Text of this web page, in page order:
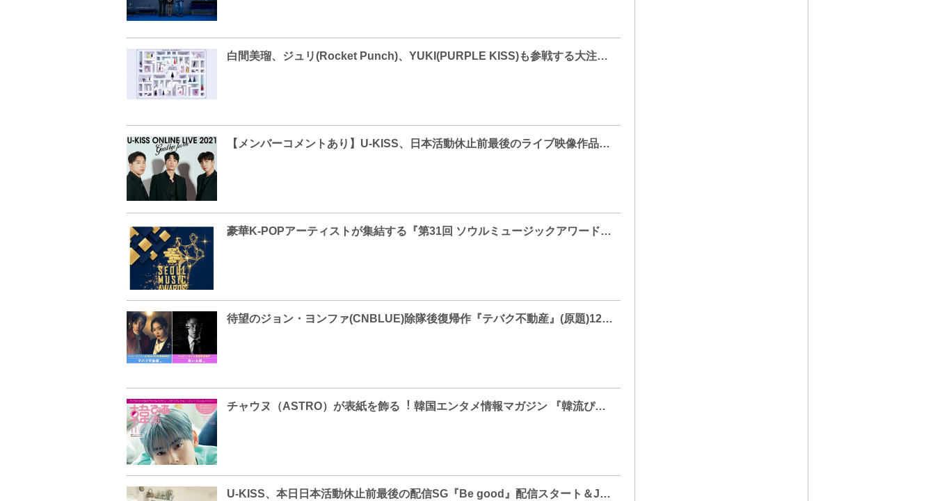
白間美瑠、ジュリ(Rocket Punch)、YUKI(PURPLE KISS)も参戦する大注目のサバイバル！「QUEENDOM PUZZLE」6/13（火）22：00～ 日韓同時放送・配信！
【メンバーコメントあり】U-KISS、日本活動休止前最後のライブ映像作品『U-KISS ONLINE LIVE 2021 ～Goodbye for now～』を発売！
豪華K-POPアーティストが集結する『第31回 ソウルミュージックアワード』を1/23(日) ニコニコ生放送で日本独占生配信！
待望のジョン・ヨンファ(CNBLUE)除隊後復帰作『テバク不動産』(原題)12月、KNTVにて日本初放送スタート！
チャウヌ（ASTRO）が表紙を飾る︕ 韓国エンタメ情報マガジン 『韓流ぴあ』11月号 10月22日（金）発売
U-KISS、本日日本活動休止前最後の配信SG『Be good』配信スタート＆Jacket Sketch Filmも公開！